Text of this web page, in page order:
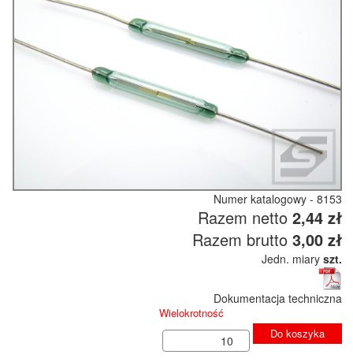
Numer katalogowy - 8153
Razem netto 2,44 zł
Razem brutto 3,00 zł
Jedn. miary szt.
Dokumentacja techniczna
Wielokrotność
Do koszyka